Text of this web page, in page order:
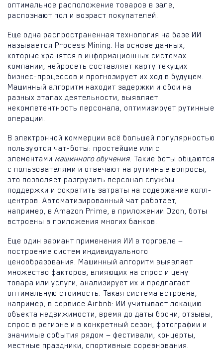
оптимальное расположение товаров в зале,
распознают пол и возраст покупателей.
Еще одна распространенная технология на базе ИИ
называется Process Mining. На основе данных,
которые хранятся в информационных системах
компании, нейросеть составляет карту текущих
бизнес-процессов и прогнозирует их ход в будущем.
Машинный алгоритм находит задержки и сбои на
разных этапах деятельности, выявляет
некомпетентность персонала, оптимизирует рутинные
операции.
В электронной коммерции всё большей популярностью
пользуются чат-боты: простейшие или с
элементами машинного обучения. Такие боты общаются
с пользователями и отвечают на рутинные вопросы,
это позволяет разгрузить персонал службы
поддержки и сократить затраты на содержание колл-
центров. Автоматизированный чат работает,
например, в Amazon Prime, в приложении Ozon, боты
встроены в приложения многих банков.
Еще один вариант применения ИИ в торговле —
построение систем индивидуального
ценообразования. Машинный алгоритм выявляет
множество факторов, влияющих на спрос и цену
товара или услуги, анализирует их и предлагает
оптимальную стоимость. Такая система встроена,
например, в сервисе Airbnb: ИИ учитывает локацию
объекта недвижимости, время до даты брони, отзывы,
спрос в регионе и в конкретный сезон, фотографии и
значимые события рядом — фестивали, концерты,
местные праздники, спортивные соревнования.